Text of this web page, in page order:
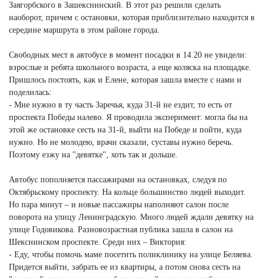
Заягорбского в Зашекснинский. В этот раз решили сделать
наоборот, причем с остановки, которая приблизительно находится в
середине маршрута в этом районе города.
Свободных мест в автобусе в момент посадки в 14.20 не увидели:
взрослые и ребята школьного возраста, а еще коляска на площадке.
Пришлось постоять, как и Елене, которая зашла вместе с нами и
поделилась:
- Мне нужно в ту часть Заречья, куда 31-й не ездит, то есть от
проспекта Победы налево. Я проводила эксперимент: могла бы на
этой же остановке сесть на 31-й, выйти на Победе и пойти, куда
нужно. Но не молодею, врачи сказали, суставы нужно беречь.
Поэтому езжу на "девятке", хоть так и дольше.
Автобус пополняется пассажирами на остановках, следуя по
Октябрьскому проспекту. На кольце большинство людей выходит.
Но пара минут – и новые пассажиры наполняют салон после
поворота на улицу Ленинградскую. Много людей ждали девятку на
улице Годовикова. Разновозрастная публика зашла в салон на
Шекснинском проспекте. Среди них – Виктория:
- Еду, чтобы помочь маме посетить поликлинику на улице Беляева.
Придется выйти, забрать ее из квартиры, а потом снова сесть на